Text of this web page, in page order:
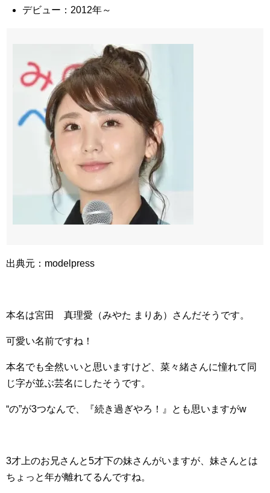
デビュー：2012年～
出典元：modelpress
本名は宮田 真理愛（みやた まりあ）さんだそうです。
可愛い名前ですね！
本名でも全然いいと思いますけど、菜々緒さんに憧れて同
じ字が並ぶ芸名にしたそうです。
“の”が3つなんで、『続き過ぎやろ！』とも思いますがw
3才上のお兄さんと5才下の妹さんがいますが、妹さんとは
ちょっと年が離れてるんですね。